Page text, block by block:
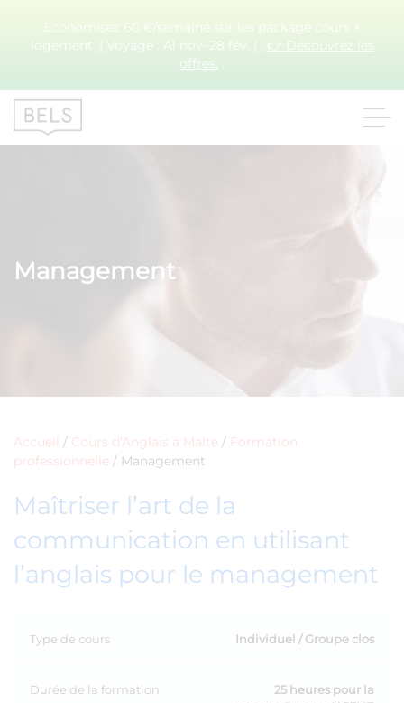
Économisez 60 €/semaine sur les package cours +
logement. | Voyage : A1 nov–28 fév. | . 👉 Découvrez les
offres.
Management
Accueil / Cours d'Anglais à Malte / Formation
professionnelle / Management
Maîtriser l’art de la
communication en utilisant
l’anglais pour le management
Type de cours Individuel / Groupe clos
Durée de la formation
25 heures pour la